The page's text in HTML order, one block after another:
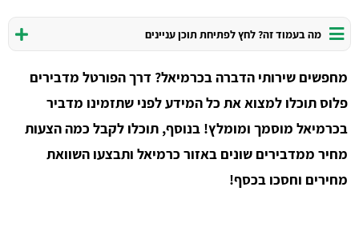
מה בעמוד זה? לחץ לפתיחת תוכן עניינים
מחפשים שירותי הדברה בכרמיאל? דרך הפורטל מדבירים
פלוס תוכלו למצוא את כל המידע לפני שתזמינו מדביר
בכרמיאל מוסמך ומומלץ! בנוסף, תוכלו לקבל כמה הצעות
מחיר ממדבירים שונים באזור כרמיאל ותבצעו השוואת
מחירים וחסכו בכסף!